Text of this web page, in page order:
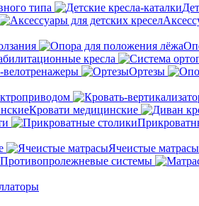
типа
кресла
Ортезы
Кровати медицинские
Ячеистые матрасы
Противопролежневые системы